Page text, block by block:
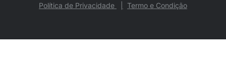
Política de Privacidade Termo e Condição